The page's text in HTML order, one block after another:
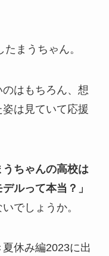
まうちゃん。
はもちろん、想
は見ていて応援
うちゃんの高校は
ルって本当？」
でしょうか。
休み編2023に出